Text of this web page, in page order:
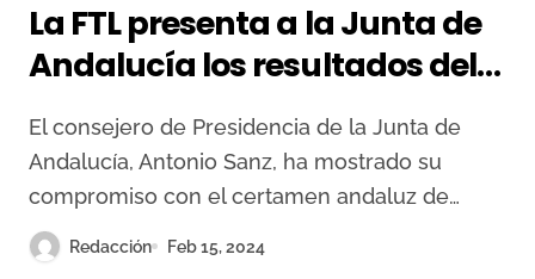
La FTL presenta a la Junta de
Andalucía los resultados del
Circuito de Novilladas
El consejero de Presidencia de la Junta de
Andalucía, Antonio Sanz, ha mostrado su
compromiso con el certamen andaluz de…
Redacción Feb 15, 2024